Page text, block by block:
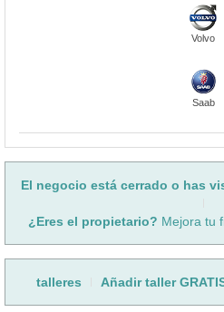
Volvo
Saab
El negocio está cerrado o has
¿Eres el propietario? Mejora tu
talleres Añadir taller